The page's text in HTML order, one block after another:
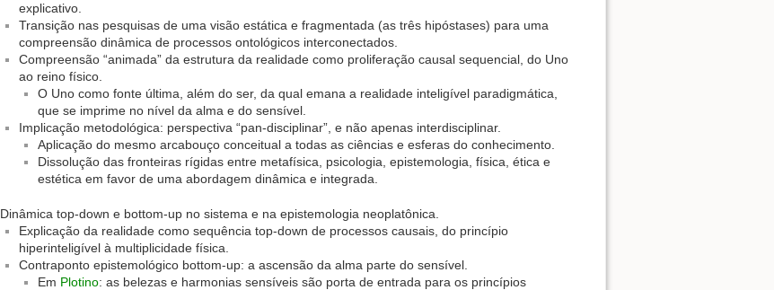
explicativo.
Transição nas pesquisas de uma visão estática e fragmentada (as três hipóstases) para uma
compreensão dinâmica de processos ontológicos interconectados.
Compreensão “animada” da estrutura da realidade como proliferação causal sequencial, do Uno
ao reino físico.
O Uno como fonte última, além do ser, da qual emana a realidade inteligível paradigmática,
que se imprime no nível da alma e do sensível.
Implicação metodológica: perspectiva “pan-disciplinar”, e não apenas interdisciplinar.
Aplicação do mesmo arcabouço conceitual a todas as ciências e esferas do conhecimento.
Dissolução das fronteiras rígidas entre metafísica, psicologia, epistemologia, física, ética e
estética em favor de uma abordagem dinâmica e integrada.
Dinâmica top-down e bottom-up no sistema e na epistemologia neoplatônica.
Explicação da realidade como sequência top-down de processos causais, do princípio
hiperinteligível à multiplicidade física.
Contraponto epistemológico bottom-up: a ascensão da alma parte do sensível.
Em Plotino: as belezas e harmonias sensíveis são porta de entrada para os princípios